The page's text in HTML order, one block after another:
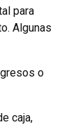
para
Algunas
o
caja,